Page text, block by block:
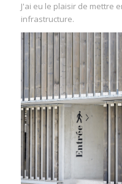
J'ai eu le plaisir de mettre
infrastructure.